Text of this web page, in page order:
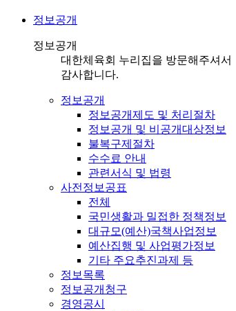
정보공개
정보공개
대한체육회 누리집을 방문해주셔서
감사합니다.
정보공개
정보공개제도 및 처리절차
정보공개 및 비공개대상정보
불복구제절차
수수료 안내
관련서식 및 법령
사전정보공표
전체
국민생활과 밀접한 정책정보
대규모(예산)국책사업정보
예산집행 및 사업평가정보
기타 주요추진과제 등
정보목록
정보공개청구
경영공시